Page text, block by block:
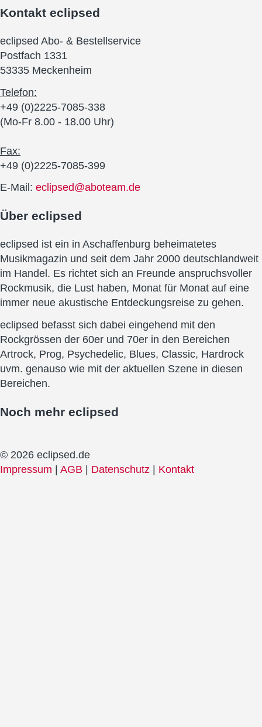
Kontakt eclipsed
eclipsed Abo- & Bestellservice
Postfach 1331
53335 Meckenheim
Telefon:
+49 (0)2225-7085-338
(Mo-Fr 8.00 - 18.00 Uhr)
Fax:
+49 (0)2225-7085-399
E-Mail: eclipsed@aboteam.de
Über eclipsed
eclipsed ist ein in Aschaffenburg beheimatetes
Musikmagazin und seit dem Jahr 2000 deutschlandweit
im Handel. Es richtet sich an Freunde anspruchsvoller
Rockmusik, die Lust haben, Monat für Monat auf eine
immer neue akustische Entdeckungsreise zu gehen.
eclipsed befasst sich dabei eingehend mit den
Rockgrössen der 60er und 70er in den Bereichen
Artrock, Prog, Psychedelic, Blues, Classic, Hardrock
uvm. genauso wie mit der aktuellen Szene in diesen
Bereichen.
Noch mehr eclipsed
© 2026 eclipsed.de
Impressum | AGB | Datenschutz | Kontakt